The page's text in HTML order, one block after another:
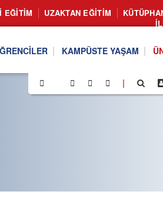
EĞITIM UZAKTAN EĞITIM
KAMPÜSTE YAŞAM
|